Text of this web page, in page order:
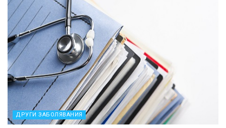
ДРУГИ ЗАБОЛЯВАНИЯ